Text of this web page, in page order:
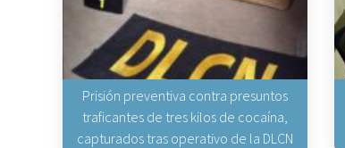
Prisión preventiva contra presuntos
traficantes de tres kilos de cocaína,
capturados tras operativo de la DLCN